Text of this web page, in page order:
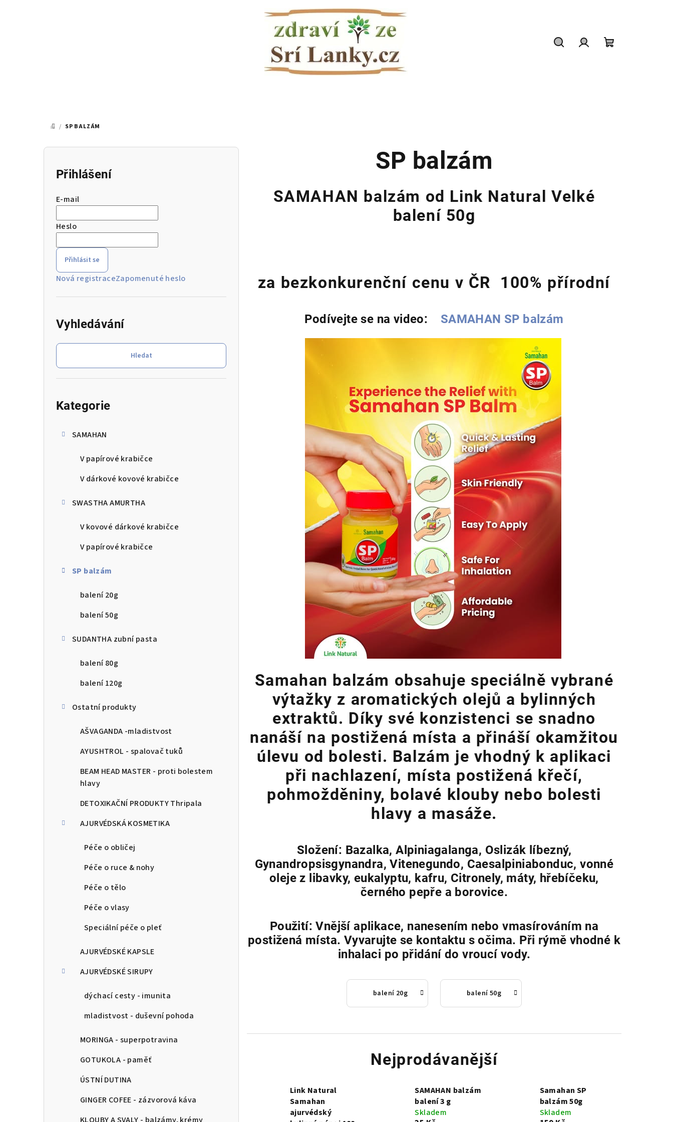
DOMŮ
/ SP BALZÁM
P
Přihlášení
E-mail
Heslo
Přihlásit se
Nová registraceZapomenuté heslo
Vyhledávání
Hledat
Kategorie
SAMAHAN
V papírové krabičce
V dárkové kovové krabičce
SWASTHA AMURTHA
V kovové dárkové krabičce
V papírové krabičce
SP balzám
balení 20g
balení 50g
SUDANTHA zubní pasta
balení 80g
balení 120g
Ostatní produkty
AŠVAGANDA -mladistvost
AYUSHTROL - spalovač tuků
BEAM HEAD MASTER - proti bolestem
hlavy
DETOXIKAČNÍ PRODUKTY Thripala
AJURVÉDSKÁ KOSMETIKA
Péče o obličej
Péče o ruce & nohy
Péče o tělo
Péče o vlasy
Speciální péče o pleť
AJURVÉDSKÉ KAPSLE
AJURVÉDSKÉ SIRUPY
dýchací cesty - imunita
mladistvost - duševní pohoda
MORINGA - superpotravina
GOTUKOLA - paměť
ÚSTNÍ DUTINA
GINGER COFEE - zázvorová káva
SP balzám
SAMAHAN balzám od Link Natural Velké
balení 50g
za bezkonkurenční cenu v ČR 100% přírodní
Podívejte se na video: SAMAHAN SP balzám
Samahan balzám obsahuje speciálně vybrané
výtažky z aromatických olejů a bylinných
extraktů. Díky své konzistenci se snadno
nanáší na postižená místa a přináší okamžitou
úlevu od bolesti. Balzám je vhodný k aplikaci
při nachlazení, místa postižená křečí,
pohmožděniny, bolavé klouby nebo bolesti
hlavy a masáže.
Složení: Bazalka, Alpiniagalanga, Oslizák líbezný,
Gynandropsisgynandra, Vitenegundo, Caesalpiniabonduc, vonné
oleje z libavky, eukalyptu, kafru, Citronely, máty, hřebíčeku,
černého pepře a borovice.
Použití: Vnější aplikace, nanesením nebo vmasírováním na
postižená místa. Vyvarujte se kontaktu s očima. Při rýmě vhodné k
inhalaci po přidání do vroucí vody.
balení 20g balení 50g
Nejprodávanější
Link Natural
Samahan
ajurvédský
SAMAHAN balzám
balení 3 g
Skladem
Samahan SP
balzám 50g
Skladem